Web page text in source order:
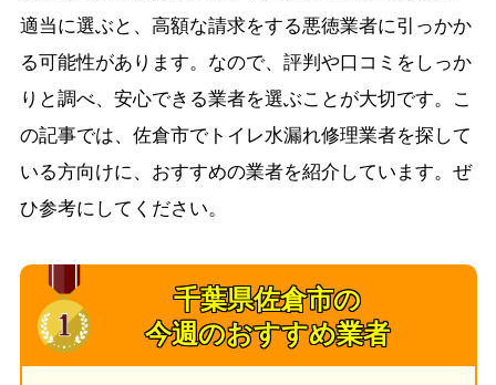
適当に選ぶと、高額な請求をする悪徳業者に引っかか
る可能性があります。なので、評判や口コミをしっか
りと調べ、安心できる業者を選ぶことが大切です。こ
の記事では、佐倉市でトイレ水漏れ修理業者を探して
いる方向けに、おすすめの業者を紹介しています。ぜ
ひ参考にしてください。
千葉県佐倉市の
今週のおすすめ業者